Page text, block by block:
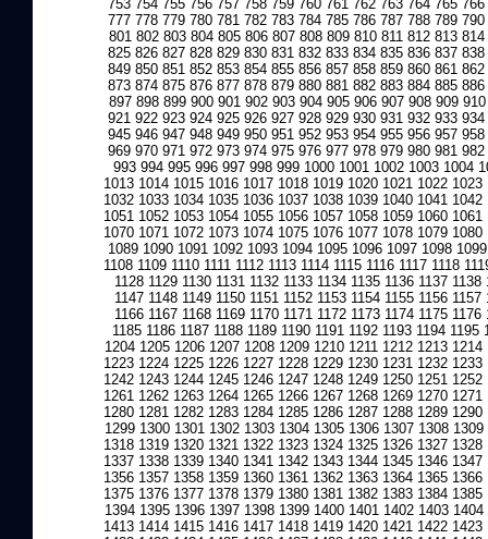
753 754 755 756 757 758 759 760 761 762 763 764 765 766
777 778 779 780 781 782 783 784 785 786 787 788 789 790
801 802 803 804 805 806 807 808 809 810 811 812 813 814
825 826 827 828 829 830 831 832 833 834 835 836 837 838
849 850 851 852 853 854 855 856 857 858 859 860 861 862
873 874 875 876 877 878 879 880 881 882 883 884 885 886
897 898 899 900 901 902 903 904 905 906 907 908 909 910
921 922 923 924 925 926 927 928 929 930 931 932 933 934
945 946 947 948 949 950 951 952 953 954 955 956 957 958
969 970 971 972 973 974 975 976 977 978 979 980 981 982
993 994 995 996 997 998 999 1000 1001 1002 1003 1004
1013 1014 1015 1016 1017 1018 1019 1020 1021 1022 1023
1032 1033 1034 1035 1036 1037 1038 1039 1040 1041 1042
1051 1052 1053 1054 1055 1056 1057 1058 1059 1060 1061
1070 1071 1072 1073 1074 1075 1076 1077 1078 1079 1080
1089 1090 1091 1092 1093 1094 1095 1096 1097 1098 1099
1108 1109 1110 1111 1112 1113 1114 1115 1116 1117 1118
1128 1129 1130 1131 1132 1133 1134 1135 1136 1137 1138
1147 1148 1149 1150 1151 1152 1153 1154 1155 1156 1157
1166 1167 1168 1169 1170 1171 1172 1173 1174 1175 1176
1185 1186 1187 1188 1189 1190 1191 1192 1193 1194 1195
1204 1205 1206 1207 1208 1209 1210 1211 1212 1213 1214
1223 1224 1225 1226 1227 1228 1229 1230 1231 1232 1233
1242 1243 1244 1245 1246 1247 1248 1249 1250 1251 1252
1261 1262 1263 1264 1265 1266 1267 1268 1269 1270 1271
1280 1281 1282 1283 1284 1285 1286 1287 1288 1289 1290
1299 1300 1301 1302 1303 1304 1305 1306 1307 1308 1309
1318 1319 1320 1321 1322 1323 1324 1325 1326 1327 1328
1337 1338 1339 1340 1341 1342 1343 1344 1345 1346 1347
1356 1357 1358 1359 1360 1361 1362 1363 1364 1365 1366
1375 1376 1377 1378 1379 1380 1381 1382 1383 1384 1385
1394 1395 1396 1397 1398 1399 1400 1401 1402 1403 1404
1413 1414 1415 1416 1417 1418 1419 1420 1421 1422 1423